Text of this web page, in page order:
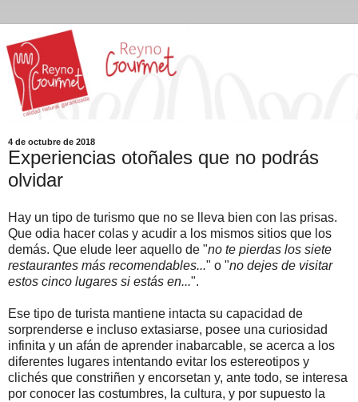
4 de octubre de 2018
Experiencias otoñales que no podrás
olvidar
Hay un tipo de turismo que no se lleva bien con las prisas.
Que odia hacer colas y acudir a los mismos sitios que los
demás. Que elude leer aquello de "no te pierdas los siete
restaurantes más recomendables..." o "no dejes de visitar
estos cinco lugares si estás en...".
Ese tipo de turista mantiene intacta su capacidad de
sorprenderse e incluso extasiarse, posee una curiosidad
infinita y un afán de aprender inabarcable, se acerca a los
diferentes lugares intentando evitar los estereotipos y
clichés que constriñen y encorsetan y, ante todo, se interesa
por conocer las costumbres, la cultura, y por supuesto la